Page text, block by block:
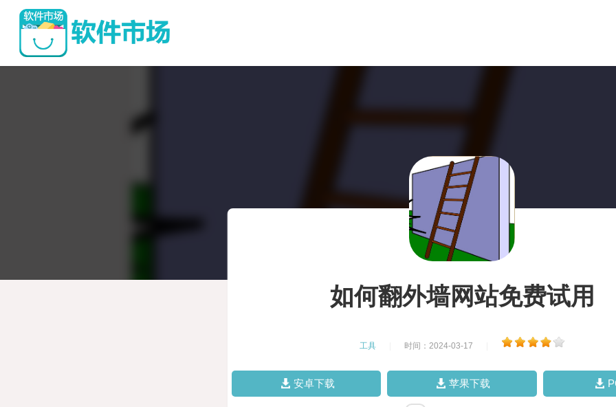
如何翻外墙网站免费试用
工具 时间：2024-03-17
安卓下载 苹果下载